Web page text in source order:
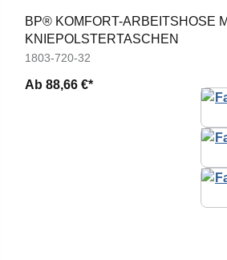
BP® KOMFORT-ARBEITSHOSE
KNIEPOLSTERTASCHEN
1803-720-32
Ab 88,66 €*